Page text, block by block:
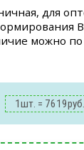
для
можно
1шт. = 7619руб.